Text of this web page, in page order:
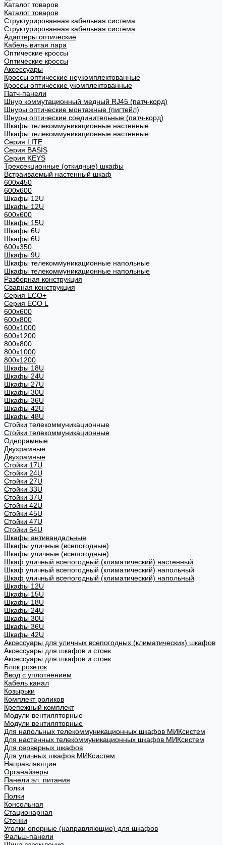
Каталог товаров
Каталог товаров
Структурированная кабельная система
Структурированная кабельная система
Адаптеры оптические
Кабель витая пара
Оптические кроссы
Оптические кроссы
Аксессуары
Кроссы оптические неукомплектованные
Кроссы оптические укомплектованные
Патч-панели
Шнур коммутационный медный RJ45 (патч-корд)
Шнуры оптические монтажные (пигтейл)
Шнуры оптические соединительные (патч-корд)
Шкафы телекоммуникационные настенные
Шкафы телекоммуникационные настенные
Cерия LITE
Cерия BASIS
Cерия KEYS
Трехсекционные (откидные) шкафы
Встраиваемый настенный шкаф
600x450
600x600
Шкафы 12U
Шкафы 12U
600x600
Шкафы 15U
Шкафы 6U
Шкафы 6U
600x350
Шкафы 9U
Шкафы телекоммуникационные напольные
Шкафы телекоммуникационные напольные
Разборная конструкция
Сварная конструкция
Серия ECO+
Серия ECO L
600x600
600x800
600х1000
600х1200
800x800
800х1000
800х1200
Шкафы 18U
Шкафы 24U
Шкафы 27U
Шкафы 30U
Шкафы 36U
Шкафы 42U
Шкафы 48U
Стойки телекоммуникационные
Стойки телекоммуникационные
Однорамные
Двухрамные
Двухрамные
Стойки 17U
Стойки 24U
Стойки 27U
Стойки 33U
Стойки 37U
Стойки 42U
Стойки 45U
Стойки 47U
Стойки 54U
Шкафы антивандальные
Шкафы уличные (всепогодные)
Шкафы уличные (всепогодные)
Шкаф уличный всепогодный (климатический) настенный
Шкаф уличный всепогодный (климатический) напольный
Шкаф уличный всепогодный (климатический) напольный
Шкафы 12U
Шкафы 15U
Шкафы 18U
Шкафы 24U
Шкафы 30U
Шкафы 36U
Шкафы 42U
Аксессуары для уличных всепогодных (климатических) шкафов
Аксессуары для шкафов и стоек
Аксессуары для шкафов и стоек
Блок розеток
Ввод с уплотнением
Кабель канал
Козырьки
Комплект роликов
Крепежный комплект
Модули вентиляторные
Модули вентиляторные
Для напольных телекоммуникационных шкафов МИКсистем
Для настенных телекоммуникационных шкафов МИКсистем
Для серверных шкафов
Для уличных шкафов МИКсистем
Направляющие
Органайзеры
Панели эл. питания
Полки
Полки
Консольная
Стационарная
Стенки
Уголки опорные (направляющие) для шкафов
Фальш-панели